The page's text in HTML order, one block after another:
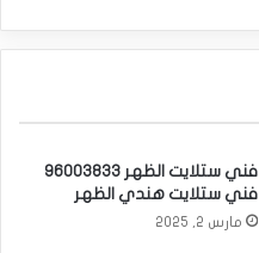
فني ستلايت الظهر 96003833
فني ستلايت هندي الظهر
مارس 2, 2025